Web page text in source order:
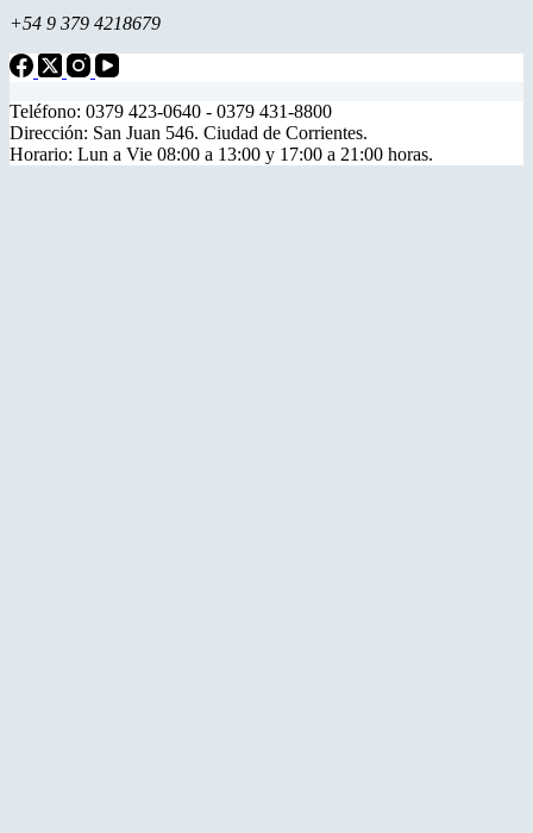
+54 9 379 4218679
Teléfono: 0379 423-0640 - 0379 431-8800
Dirección: San Juan 546. Ciudad de Corrientes.
Horario: Lun a Vie 08:00 a 13:00 y 17:00 a 21:00 horas.